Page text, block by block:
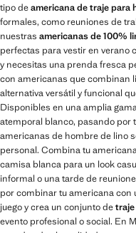
tipo deamericana de traje para
formales, como reuniones de
nuestras americanas de 100%
perfectas para vestir en verano
y necesitas una prenda fresca
con americanas que combinan
alternativa versátil y funcional
Disponibles en una amplia
atemporal blanco, pasando por
americanas de hombre de lino
personal. Combina tu
camisa blanca para un look
informal o una tarde de
por combinar tu americana con
juego y crea un conjunto detraje
evento profesional o social. En